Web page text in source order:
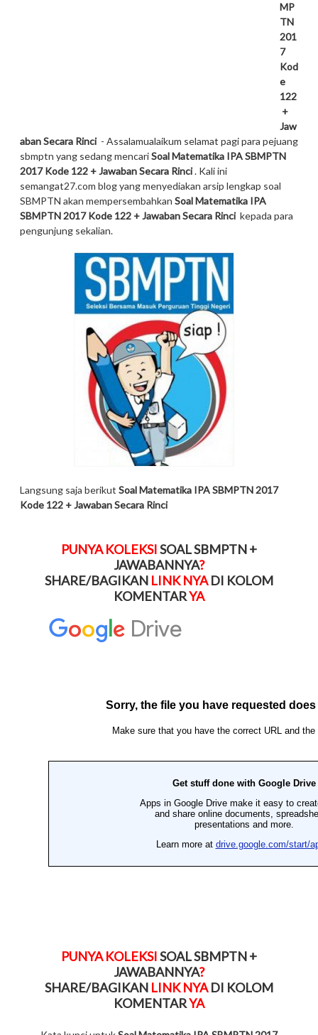
MP
TN
201
7
Kod
e
122
+
Jaw
aban Secara Rinci - Assalamualaikum selamat pagi para pejuang
sbmptn yang sedang mencariSoal Matematika IPA SBMPTN
2017 Kode 122 + Jawaban Secara Rinci. Kali ini
semangat27.com blog yang menyediakan arsip lengkap soal
SBMPTN akan mempersembahkan Soal Matematika IPA
SBMPTN 2017 Kode 122 + Jawaban Secara Rinci kepada para
pengunjung sekalian.
Langsung saja berikut Soal Matematika IPA SBMPTN 2017
Kode 122 + Jawaban Secara Rinci
PUNYA KOLEKSISOAL SBMPTN +
JAWABANNYA?
SHARE/BAGIKAN LINK NYADI KOLOM
KOMENTARYA
PUNYA KOLEKSISOAL SBMPTN +
JAWABANNYA?
SHARE/BAGIKAN LINK NYADI KOLOM
KOMENTARYA